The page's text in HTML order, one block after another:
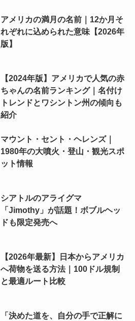
アメリカの満月の名前｜12か月そ
れぞれに込められた意味【2026年
版】
【2024年版】アメリカで人気の赤
ちゃんの名前ランキング｜名付け
トレンドとワシントン州の傾向も
紹介
マウント・セント・ヘレンズ｜
1980年の大噴火・登山・観光スポ
ット情報
シアトルのアライグマ
「Jimothy」が話題！ボブルヘッ
ドも限定発売へ
【2026年最新】日本からアメリカ
へ荷物を送る方法｜100ドル規制
と最適ルート比較
「決めた道を、自分の手で正解に